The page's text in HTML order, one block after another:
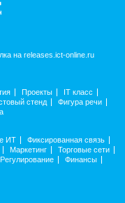
на releases.ict-online.ru
Проекты
IT класс
стенд
Фигура речи
ИТ
Фиксированная связь
Маркетинг
Торговые сети
Регулирование
Финансы